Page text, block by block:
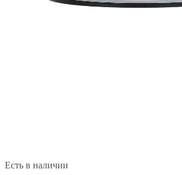
Есть в наличии